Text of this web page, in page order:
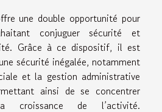
une double opportunité pour
conjuguer sécurité et
Grâce à ce dispositif, il est
sécurité inégalée, notamment
et la gestion administrative
ainsi de se concentrer
croissance de l’activité.